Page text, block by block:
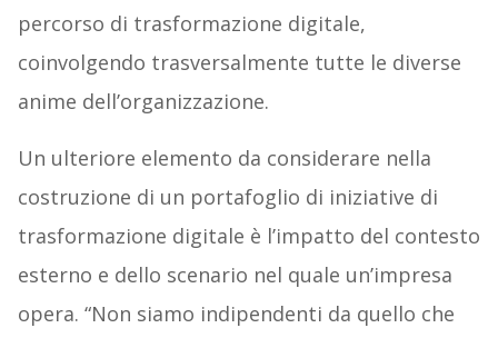
percorso di trasformazione digitale,
coinvolgendo trasversalmente tutte le diverse
anime dell’organizzazione.
Un ulteriore elemento da considerare nella
costruzione di un portafoglio di iniziative di
trasformazione digitale è l’impatto del contesto
esterno e dello scenario nel quale un’impresa
opera. “Non siamo indipendenti da quello che